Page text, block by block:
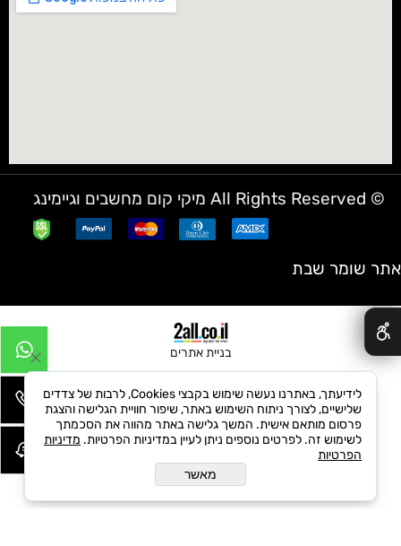
© All Rights Reserved מיקי קום מחשבים וגיימינג
אתר שומר שבת
בניית אתרים
לידיעתך, באתרנו נעשה שימוש בקבצי Cookies, לרבות של צדדים
שלישיים, לצורך ניתוח השימוש באתר, שיפור חוויית הגלישה והצגת
פרסום מותאם אישית. המשך גלישה באתר מהווה את הסכמתך
לשימוש זה. לפרטים נוספים ניתן לעיין במדיניות הפרטיות. מדיניות
הפרטיות
מאשר